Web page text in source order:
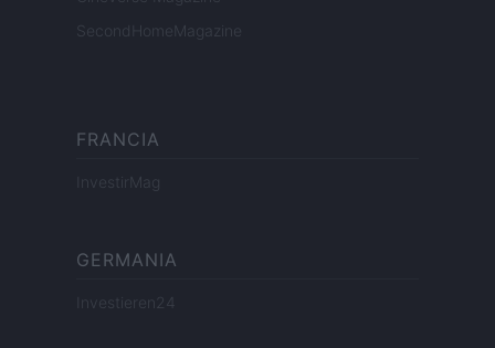
SecondHomeMagazine
FRANCIA
InvestirMag
GERMANIA
Investieren24